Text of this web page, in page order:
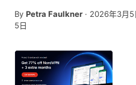
By Petra Faulkner · 2026年3月5
5日